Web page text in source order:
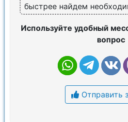
быстрее найдем
Используйте удобный
вопрос
Отправить